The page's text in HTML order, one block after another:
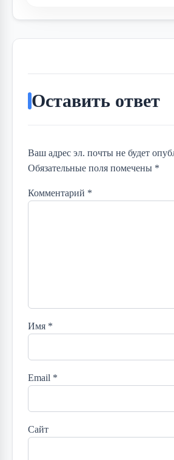
Оставить ответ
Ваш адрес эл. почты не будет
Обязательные поля помечены *
Комментарий *
Имя *
Email *
Сайт